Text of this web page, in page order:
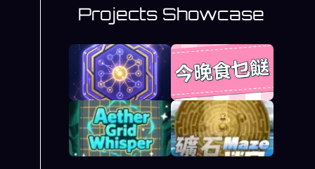
Projects Showcase